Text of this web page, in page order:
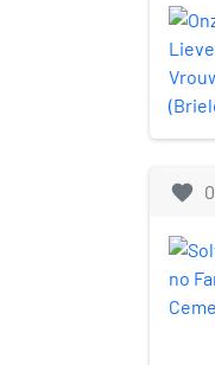
favorite 0